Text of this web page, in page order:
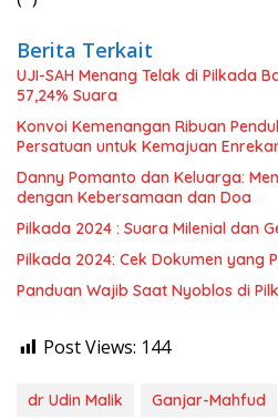
Berita Terkait
UJI-SAH Menang Telak di Pilkada
57,24% Suara
Konvoi Kemenangan Ribuan
Persatuan untuk Kemajuan
Danny Pomanto dan Keluarga:
dengan Kebersamaan dan Doa
Pilkada 2024 : Suara Milenial dan
Pilkada 2024: Cek Dokumen yang
Panduan Wajib Saat Nyoblos di
Post Views: 144
dr Udin Malik Ganjar-Mahfud